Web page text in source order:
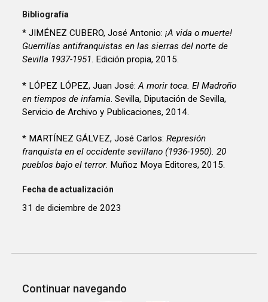
Bibliografía
* JIMÉNEZ CUBERO, José Antonio:¡A vida o muerte!
Guerrillas antifranquistas en las sierras del norte de
Sevilla 1937-1951. Edición propia, 2015.
* LÓPEZ LÓPEZ, Juan José:A morir toca. El Madroño
en tiempos de infamia. Sevilla, Diputación de Sevilla,
Servicio de Archivo y Publicaciones, 2014.
* MARTÍNEZ GÁLVEZ, José Carlos:Represión
franquista en el occidente sevillano (1936-1950). 20
pueblos bajo el terror. Muñoz Moya Editores, 2015.
Fecha de actualización
31 de diciembre de 2023
Continuar navegando